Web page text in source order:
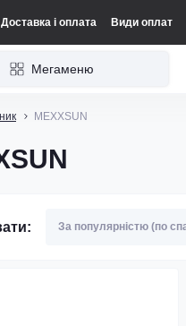
Доставка і оплата Види оплат
Мегаменю
MEXXSUN